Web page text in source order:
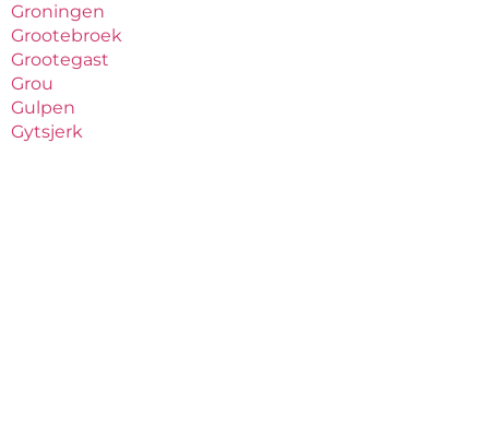
Groningen
Grootebroek
Grootegast
Grou
Gulpen
Gytsjerk